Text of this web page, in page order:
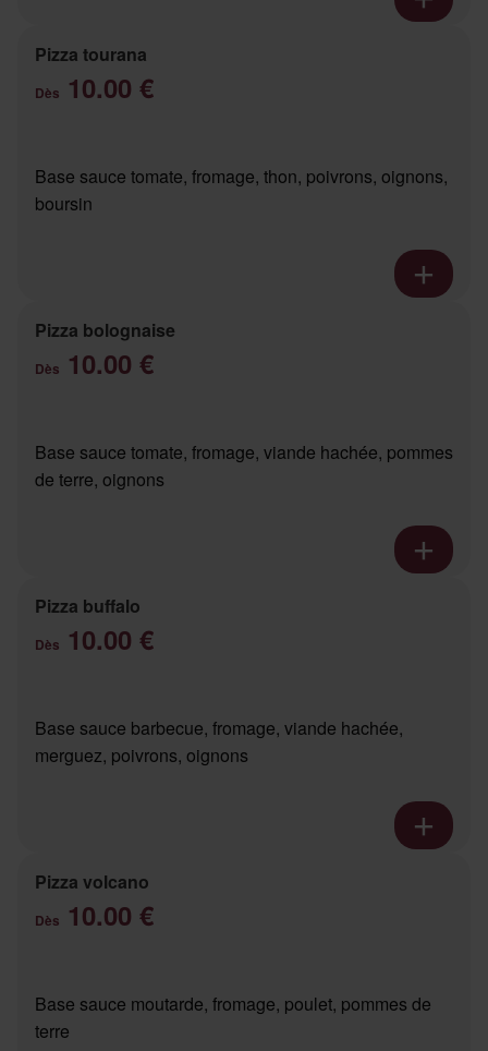
Pizza tourana
Dès 10.00 €
Base sauce tomate, fromage, thon, poivrons, oignons,
boursin
Pizza bolognaise
Dès 10.00 €
Base sauce tomate, fromage, viande hachée, pommes
de terre, oignons
Pizza buffalo
Dès 10.00 €
Base sauce barbecue, fromage, viande hachée,
merguez, poivrons, oignons
Pizza volcano
Dès 10.00 €
Base sauce moutarde, fromage, poulet, pommes de
terre